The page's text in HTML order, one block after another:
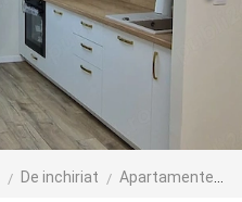
De inchiriat Apartamente de inchiriat